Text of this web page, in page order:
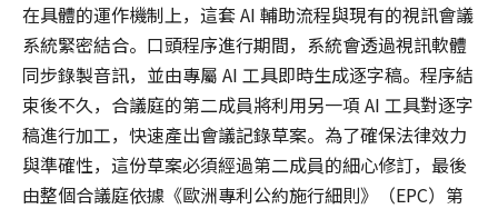
在具體的運作機制上，這套 AI 輔助流程與現有的視訊會議
系統緊密結合。口頭程序進行期間，系統會透過視訊軟體
同步錄製音訊，並由專屬 AI 工具即時生成逐字稿。程序結
束後不久，合議庭的第二成員將利用另一項 AI 工具對逐字
稿進行加工，快速產出會議記錄草案。為了確保法律效力
與準確性，這份草案必須經過第二成員的細心修訂，最後
由整個合議庭依據《歐洲專利公約施行細則》（EPC）第